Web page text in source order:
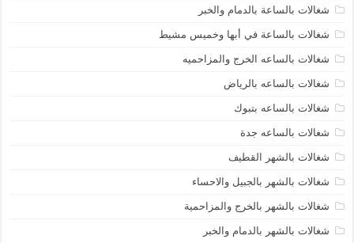
شغالات بالساعة بالدمام والخبر
شغالات بالساعة في أبها وخميس مشيط
شغالات بالساعه الخرج والمزاحميه
شغالات بالساعه بالرياض
شغالات بالساعه بتبوك
شغالات بالساعه جدة
شغالات بالشهر القطيف
شغالات بالشهر بالجبيل والاحساء
شغالات بالشهر بالخرج والمزاحمية
شغالات بالشهر بالدمام والخبر